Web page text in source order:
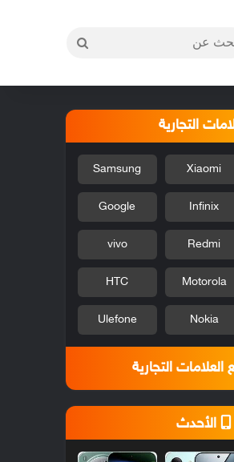
المظلم
التجارية
Xiaomi
Samsung
Infinix
Google
Redmi
vivo
Motorola
HTC
Nokia
Ulefone
العلامات التجارية
الأحدث